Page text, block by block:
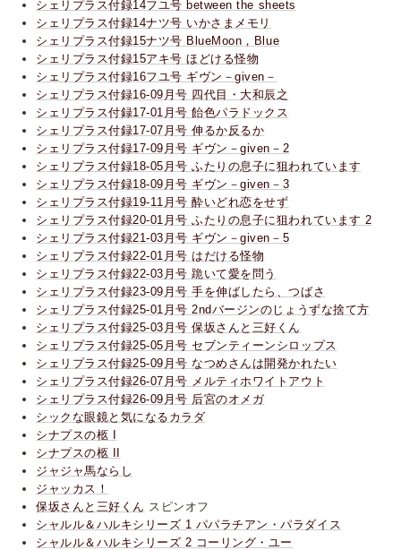
シェリプラス付録14フユ号 between the sheets
シェリプラス付録14ナツ号 いかさまメモリ
シェリプラス付録15ナツ号 BlueMoon，Blue
シェリプラス付録15アキ号 ほどける怪物
シェリプラス付録16フユ号 ギヴン－given－
シェリプラス付録16-09月号 四代目・大和辰之
シェリプラス付録17-01月号 飴色パラドックス
シェリプラス付録17-07月号 伸るか反るか
シェリプラス付録17-09月号 ギヴン－given－2
シェリプラス付録18-05月号 ふたりの息子に狙われています
シェリプラス付録18-09月号 ギヴン－given－3
シェリプラス付録19-11月号 酔いどれ恋をせず
シェリプラス付録20-01月号 ふたりの息子に狙われています 2
シェリプラス付録21-03月号 ギヴン－given－5
シェリプラス付録22-01月号 はだける怪物
シェリプラス付録22-03月号 跪いて愛を問う
シェリプラス付録23-09月号 手を伸ばしたら、つばさ
シェリプラス付録25-01月号 2ndバージンのじょうずな捨て方
シェリプラス付録25-03月号 保坂さんと三好くん
シェリプラス付録25-05月号 セブンティーンシロップス
シェリプラス付録25-09月号 なつめさんは開発かれたい
シェリプラス付録26-07月号 メルティホワイトアウト
シェリプラス付録26-09月号 后宮のオメガ
シックな眼鏡と気になるカラダ
シナプスの柩 I
シナプスの柩 II
ジャジャ馬ならし
ジャッカス！
保坂さんと三好くん スピンオフ
シャルル＆ハルキシリーズ 1 パパラチアン・パラダイス
シャルル＆ハルキシリーズ 2 コーリング・ユー